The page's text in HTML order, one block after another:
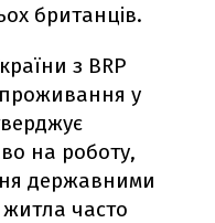
британців.
з BRP
у
на роботу,
державними
житла часто